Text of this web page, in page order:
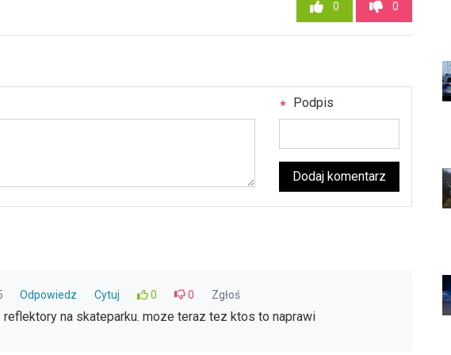
0 0
Podpis
Dodaj komentarz
Odpowiedz Cytuj 0 0 Zgłoś
reflektory na skateparku. moze teraz tez ktos to naprawi